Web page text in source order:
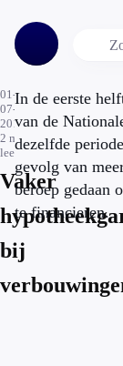
01-
07-
2011
2 min.
leestijd
Vaker
bij
In de eerste
van de
dezelfde
gevolg van
beroep gedaan
te financieren.